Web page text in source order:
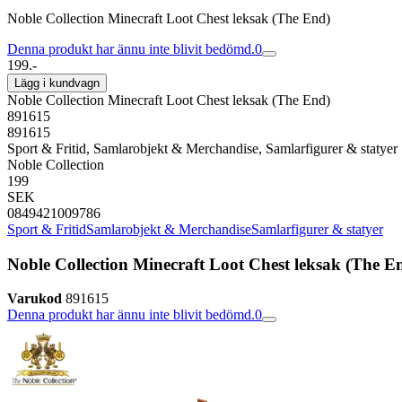
Noble Collection Minecraft Loot Chest leksak (The End)
Denna produkt har ännu inte blivit bedömd.0
199.-
Lägg i kundvagn
Noble Collection Minecraft Loot Chest leksak (The End)
891615
891615
Sport & Fritid, Samlarobjekt & Merchandise, Samlarfigurer & statyer
Noble Collection
199
SEK
0849421009786
Sport & FritidSamlarobjekt & MerchandiseSamlarfigurer & statyer
Noble Collection Minecraft Loot Chest leksak (The
Varukod 891615
Denna produkt har ännu inte blivit bedömd.0